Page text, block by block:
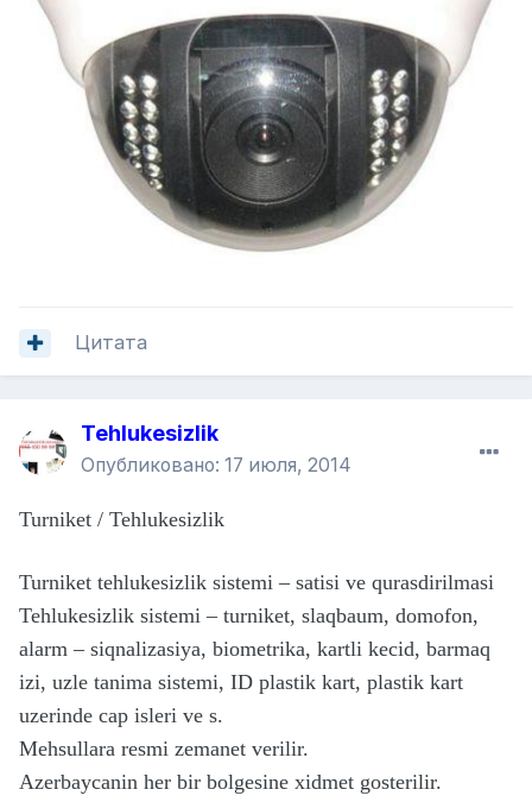
Цитата
Tehlukesizlik
Опубликовано: 17 июля, 2014
Turniket / Tehlukesizlik
Turniket tehlukesizlik sistemi – satisi ve qurasdirilmasi
Tehlukesizlik sistemi – turniket, slaqbaum, domofon,
alarm – siqnalizasiya, biometrika, kartli kecid, barmaq
izi, uzle tanima sistemi, ID plastik kart, plastik kart
uzerinde cap isleri ve s.
Mehsullara resmi zemanet verilir.
Azerbaycanin her bir bolgesine xidmet gosterilir.